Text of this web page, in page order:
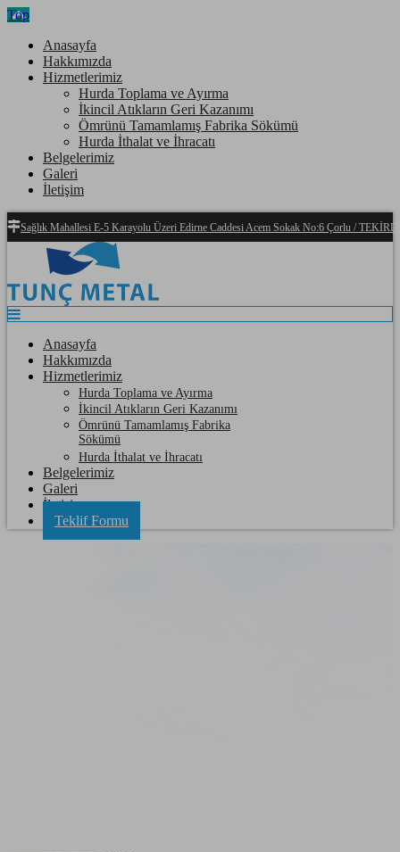
Top
Anasayfa
Hakkımızda
Hizmetlerimiz
Hurda Toplama ve Ayırma
İkincil Atıkların Geri Kazanımı
Ömrünü Tamamlamış Fabrika Sökümü
Hurda İthalat ve İhracatı
Belgelerimiz
Galeri
İletişim
Sağlık Mahallesi E-5 Karayolu Üzeri Edirne Caddesi Acem Sokak No:6 Çorlu /
Anasayfa
Hakkımızda
Hizmetlerimiz
Hurda Toplama ve Ayırma
İkincil Atıkların Geri Kazanımı
Ömrünü Tamamlamış Fabrika
Sökümü
Hurda İthalat ve İhracatı
Belgelerimiz
Galeri
İletişim
Teklif Formu